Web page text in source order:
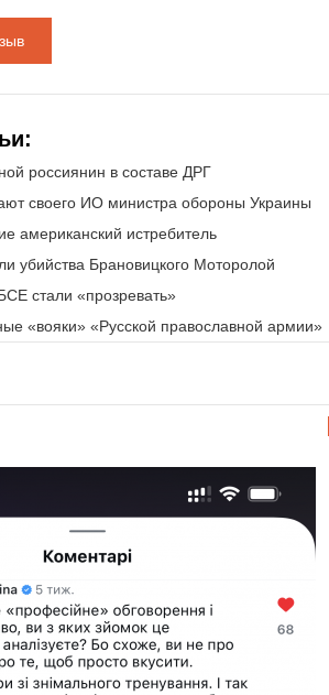
россиянин в составе ДРГ
своего ИО министра обороны Украины
американский истребитель
убийства Брановицкого Моторолой
стали «прозревать»
«вояки» «Русской православной армии»